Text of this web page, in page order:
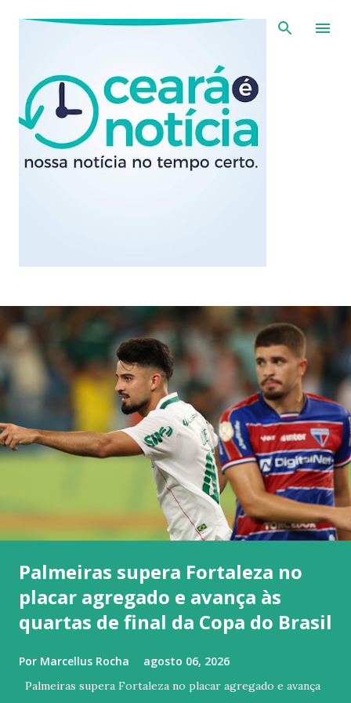
Pular para o conteúdo principal
Palmeiras supera Fortaleza no
placar agregado e avança às
quartas de final da Copa do Brasil
Por Marcellus Rocha agosto 06, 2026
Palmeiras supera Fortaleza no placar agregado e avança